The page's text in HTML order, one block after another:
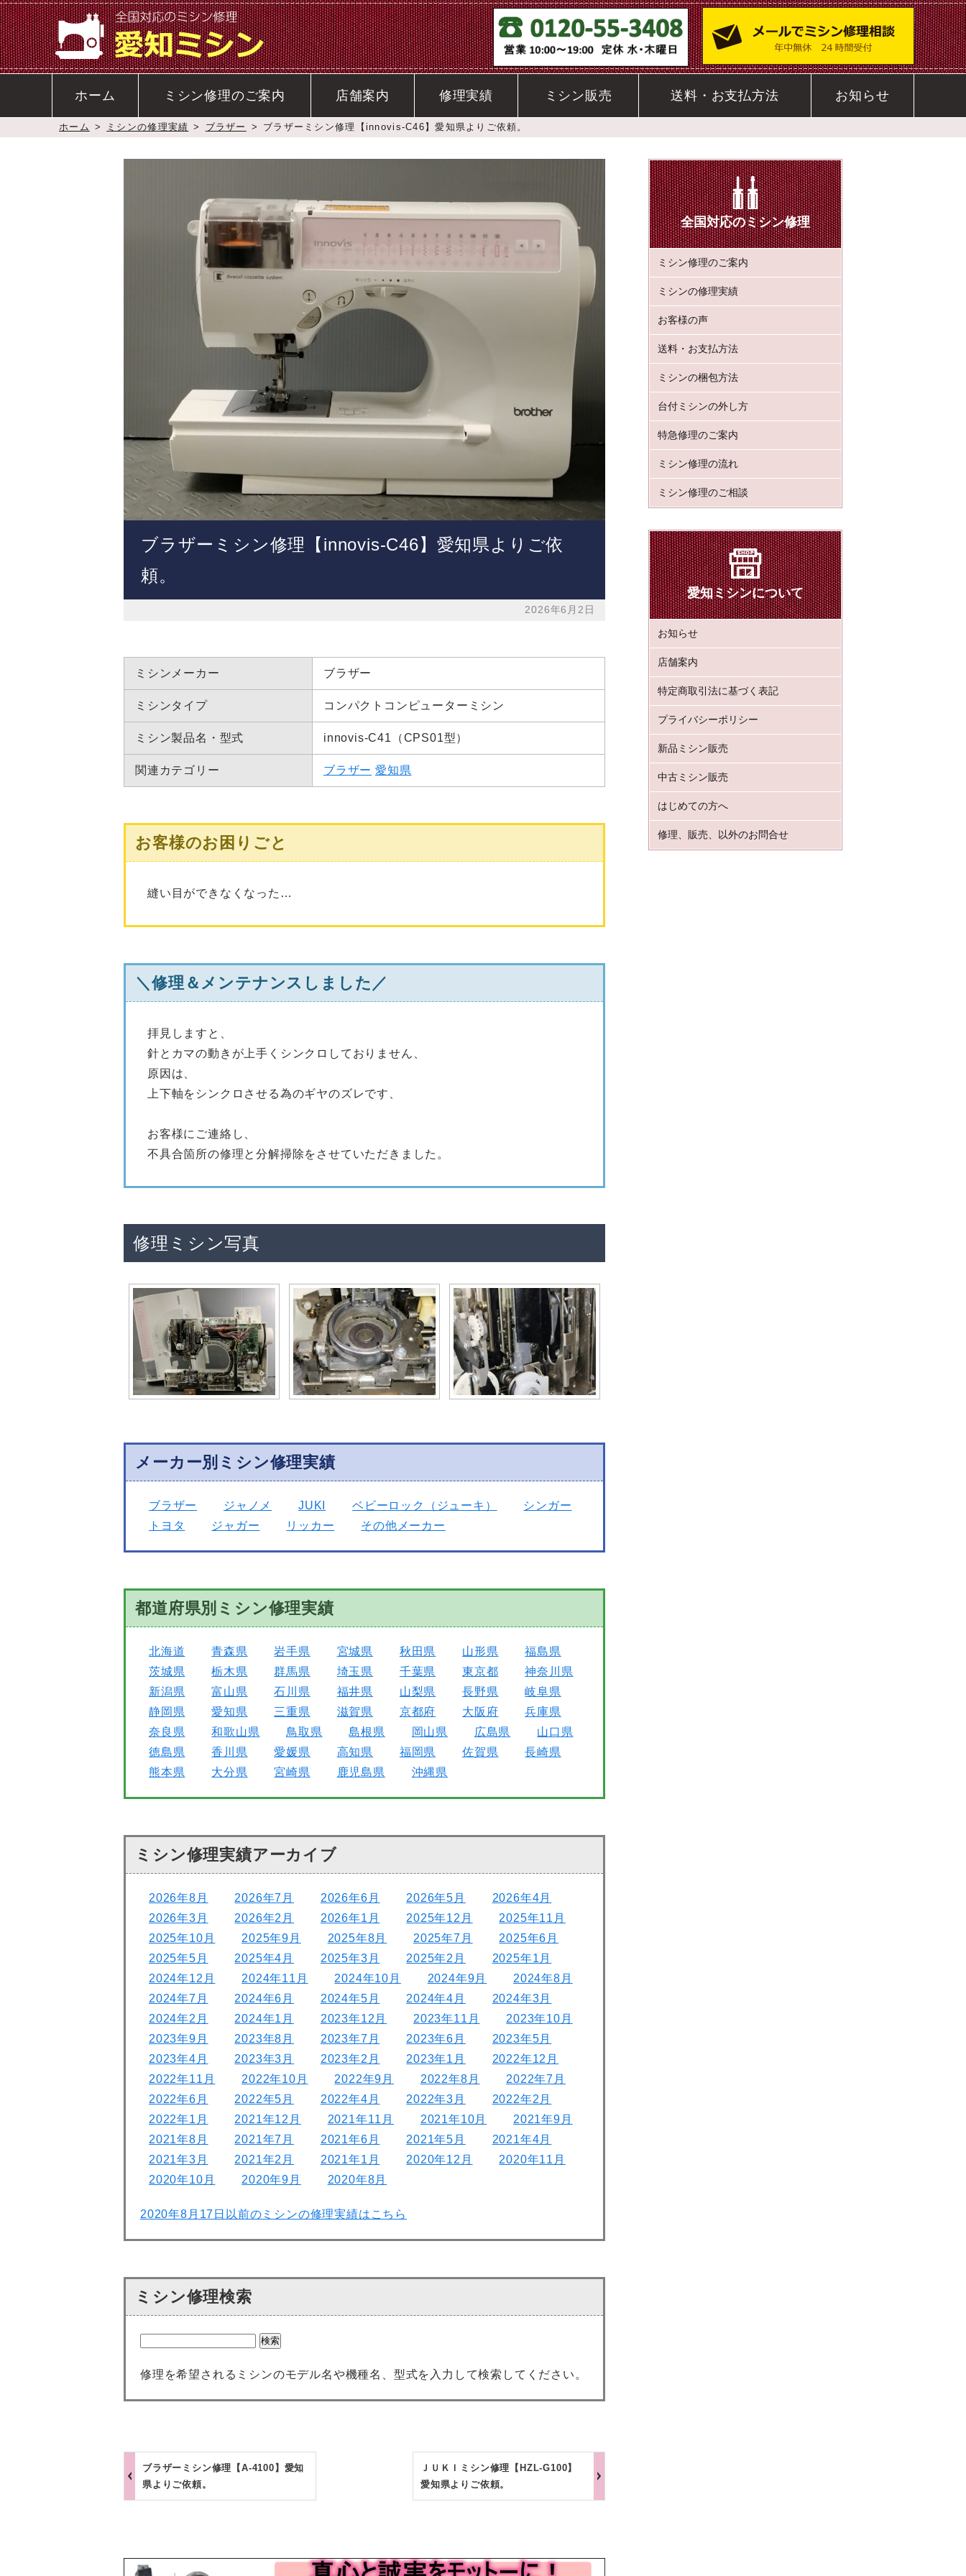
ホーム ミシン修理のご案内 店舗案内 修理実績 ミシン販売 送料・お支払方法 お知らせ
ホーム > ミシンの修理実績 > ブラザー > ブラザーミシン修理【innovis-C46】愛知県よりご依頼。
ブラザーミシン修理【innovis-C46】愛知県よりご依
頼。
2026年6月2日
ミシンメーカー ブラザー
ミシンタイプ コンパクトコンピューターミシン
ミシン製品名・型式 innovis-C41（CPS01型）
関連カテゴリー ブラザー 愛知県
お客様のお困りごと
縫い目ができなくなった…
＼修理＆メンテナンスしました／
拝見しますと、
針とカマの動きが上手くシンクロしておりません、
原因は、
上下軸をシンクロさせる為のギヤのズレです、
お客様にご連絡し、
不具合箇所の修理と分解掃除をさせていただきました。
修理ミシン写真
メーカー別ミシン修理実績
ブラザー ジャノメ JUKI ベビーロック（ジューキ）
シンガー
トヨタ
ジャガー リッカー その他メーカー
都道府県別ミシン修理実績
北海道 青森県 岩手県 宮城県 秋田県 山形県
福島県
茨城県
栃木県 群馬県 埼玉県 千葉県 東京都
神奈川県
新潟県
富山県 石川県 福井県 山梨県 長野県
岐阜県
静岡県
愛知県 三重県 滋賀県 京都府 大阪府
兵庫県
奈良県
和歌山県 鳥取県 島根県 岡山県 広島県
山口県
徳島県
香川県 愛媛県 高知県 福岡県 佐賀県
長崎県
熊本県
大分県 宮崎県 鹿児島県 沖縄県
ミシン修理実績アーカイブ
2026年8月 2026年7月 2026年6月 2026年5月
2026年4月
2026年3月
2026年2月 2026年1月 2025年12月
2025年11月
2025年10月
2025年9月 2025年8月 2025年7月
2025年6月
2025年5月
2025年4月 2025年3月 2025年2月
2025年1月
2024年12月
2024年11月 2024年10月 2024年9月
2024年8月
2024年7月
2024年6月 2024年5月 2024年4月
2024年3月
2024年2月
2024年1月 2023年12月 2023年11月
2023年10月
2023年9月
2023年8月 2023年7月 2023年6月
2023年5月
2023年4月
2023年3月 2023年2月 2023年1月
2022年12月
2022年11月
2022年10月 2022年9月 2022年8月
2022年7月
2022年6月
2022年5月 2022年4月 2022年3月
2022年2月
2022年1月
2021年12月 2021年11月 2021年10月
2021年9月
2021年8月
2021年7月 2021年6月 2021年5月
2021年4月
2021年3月
2021年2月 2021年1月 2020年12月
2020年11月
2020年10月
2020年9月 2020年8月
2020年8月17日以前のミシンの修理実績はこちら
ミシン修理検索
修理を希望されるミシンのモデル名や機種名、型式を入力して検索してください。
ブラザーミシン修理【A-4100】愛知
県よりご依頼。
ＪＵＫＩミシン修理【HZL-G100】
愛知県よりご依頼。
全国対応のミシン修理
ミシン修理のご案内
ミシンの修理実績
お客様の声
送料・お支払方法
ミシンの梱包方法
台付ミシンの外し方
特急修理のご案内
ミシン修理の流れ
ミシン修理のご相談
愛知ミシンについて
お知らせ
店舗案内
特定商取引法に基づく表記
プライバシーポリシー
新品ミシン販売
中古ミシン販売
はじめての方へ
修理、販売、以外のお問合せ